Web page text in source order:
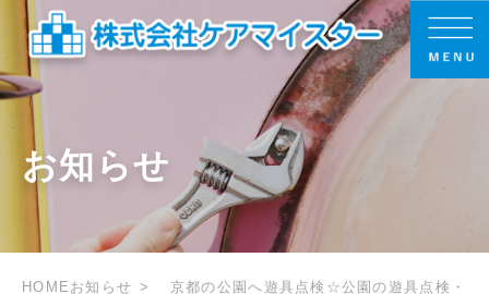
お知らせ
HOME お知らせ
京都の公園へ遊具点検☆公園の遊具点検・